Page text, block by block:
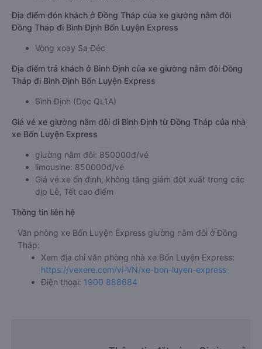
Địa điểm đón khách ở Đồng Tháp của xe giường nằm đôi
Đồng Tháp đi Bình Định Bốn Luyện Express
Vòng xoay Sa Đéc
Địa điểm trả khách ở Bình Định của xe giường nằm đôi Đồng
Tháp đi Bình Định Bốn Luyện Express
Bình Định (Dọc QL1A)
Giá vé xe giường nằm đôi đi Bình Định từ Đồng Tháp của nhà
xe Bốn Luyện Express
giường nằm đôi: 850000đ/vé
limousine: 850000đ/vé
Giá vé xe ổn định, không tăng giảm đột xuất trong các
dịp Lễ, Tết cao điểm
Thông tin liên hệ
Văn phòng xe Bốn Luyện Express giường nằm đôi ở Đồng
Tháp:
Xem địa chỉ văn phòng nhà xe Bốn Luyện Express:
https://vexere.com/vi-VN/xe-bon-luyen-express
Điện thoại: 1900 888684